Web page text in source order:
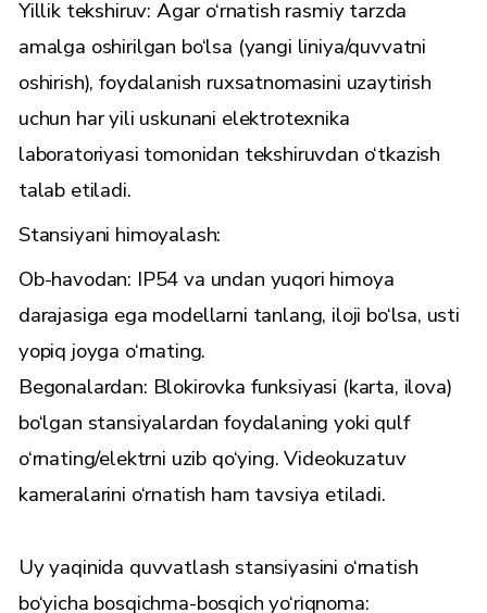
Yillik tekshiruv: Agar o‘rnatish rasmiy tarzda
amalga oshirilgan bo‘lsa (yangi liniya/quvvatni
oshirish), foydalanish ruxsatnomasini uzaytirish
uchun har yili uskunani elektrotexnika
laboratoriyasi tomonidan tekshiruvdan o‘tkazish
talab etiladi.
Stansiyani himoyalash:
Ob-havodan: IP54 va undan yuqori himoya
darajasiga ega modellarni tanlang, iloji bo‘lsa, usti
yopiq joyga o‘rnating.
Begonalardan: Blokirovka funksiyasi (karta, ilova)
bo‘lgan stansiyalardan foydalaning yoki qulf
o‘rnating/elektrni uzib qo‘ying. Videokuzatuv
kameralarini o‘rnatish ham tavsiya etiladi.
Uy yaqinida quvvatlash stansiyasini o‘rnatish
bo‘yicha bosqichma-bosqich yo‘riqnoma: